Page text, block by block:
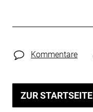
Kommentare
ZUR STARTSEITE